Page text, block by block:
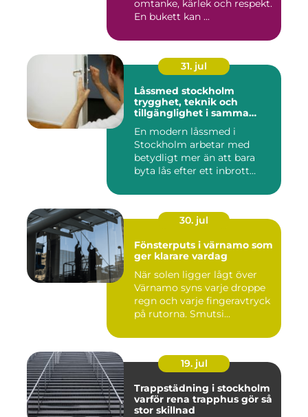
omtanke, kärlek och respekt.
En bukett kan ...
31. jul
Låssmed stockholm
trygghet, teknik och
tillgänglighet i samma
En modern låssmed i
Stockholm arbetar med
betydligt mer än att bara
byta lås efter ett inbrott
30. jul
Fönsterputs i värnamo som
ger klarare vardag
När solen ligger lågt över
Värnamo syns varje droppe
regn och varje fingeravtryck
på rutorna. Smutsi...
19. jul
Trappstädning i stockholm
varför rena trapphus gör så
stor skillnad